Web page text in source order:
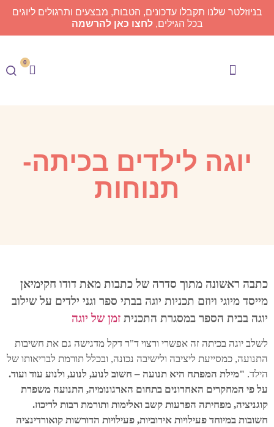
בניוזלטר שלנו תקבלו עדכונים, הטבות, מבצעים ותרגולים ליוגים
בכל הגילים,לחצו כאן להרשמה
0
יוגה לילדים בכיתה-
תנוחות
כתבה ראשונה מתוך סדרה של כתבות מאת דודו חקימיאן
מייסד מיוגי ויוזם תכניות יוגה בבתי ספר וגני ילדים על שילוב
יוגה בבית הספר במסגרת התכנית זמן של יוגה
לשלב יוגה בכיתה זה אפשרי ורצוי ד"ר דקל מדגישה גם את חשיבות
התנועה, כמסייעת ליציבה ולישיבה נכונה, ובכלל תורמת לבריאותו של
הילד. "מילת המפתח היא תנועה – חשוב לנוע, לנוע, ולנוע עוד ועוד.
על פי המחקרים האחרונים בתחום הארגונומיה, התנועה משפרת
קוגניציה, מפחיתה הפרעות קשב ואלימות ותורמת רבות לריכוז.
חשובות במיוחד פעילויות אירוביות, פעילויות הדורשות קואורדינציה